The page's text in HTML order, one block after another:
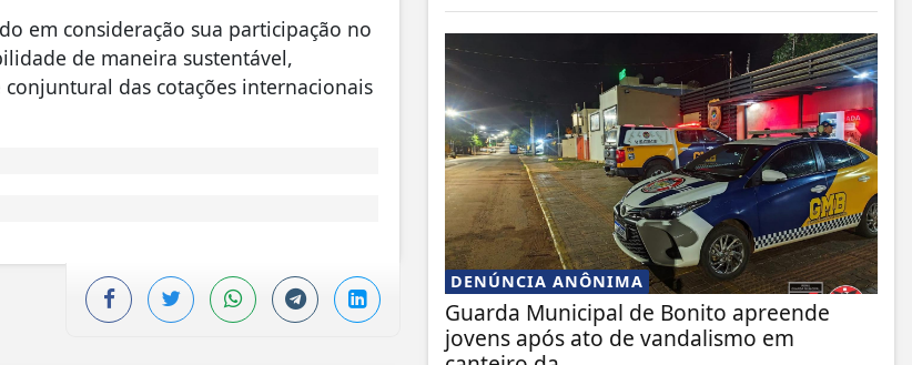
em consideração sua participação no
de maneira sustentável,
das cotações internacionais
DENÚNCIA ANÔNIMA
Guarda Municipal de Bonito apreende
jovens após ato de vandalismo em